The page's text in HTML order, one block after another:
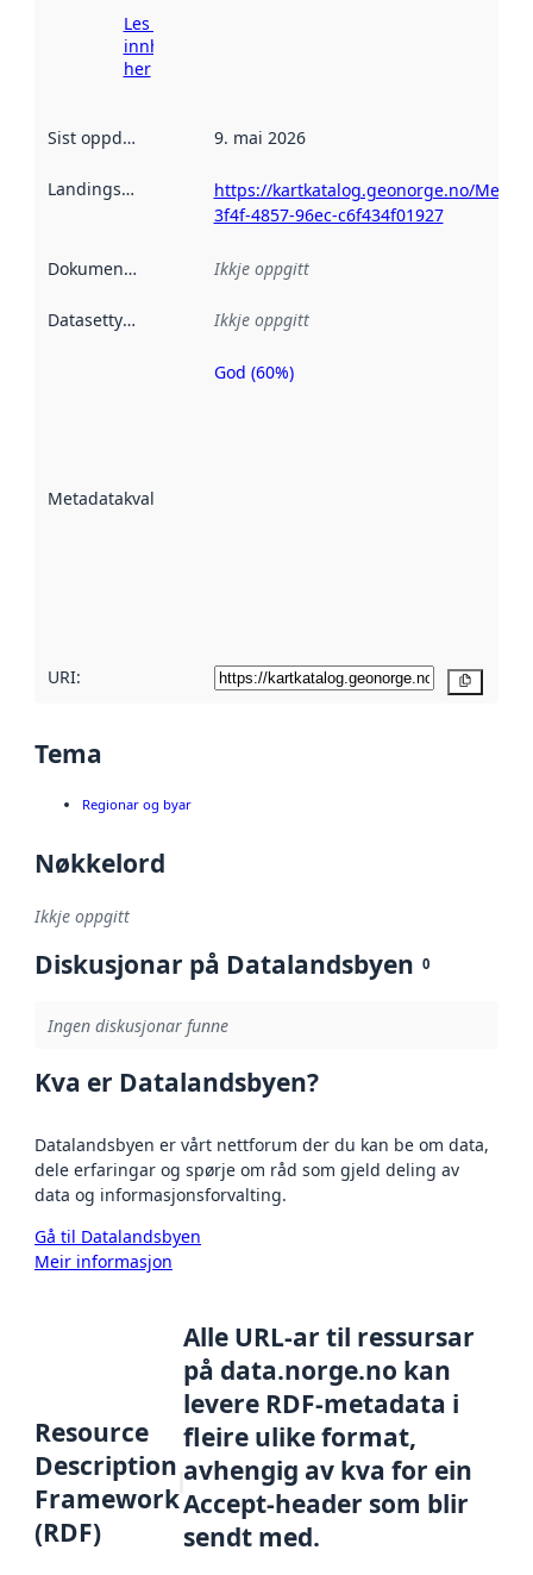
Les meir om
innhenting
her
Sist oppdatert 9. mai 2026
Landingsside
https://kartkatalog.geonorge.no/
3f4f-4857-96ec-c6f434f01927
Dokumentasjon Ikkje oppgitt
Datasettype Ikkje oppgitt
Metadatakvalitet
Metadatakvalitet
God (60%)
URI:
Tema
Regionar og byar
Nøkkelord
Ikkje oppgitt
Diskusjonar på Datalandsbyen 0
Ingen diskusjonar funne
Kva er Datalandsbyen?
Datalandsbyen er vårt nettforum der du kan be om data,
dele erfaringar og spørje om råd som gjeld deling av
data og informasjonsforvalting.
Gå til Datalandsbyen
Meir informasjon
Resource
Description
Framework
(RDF)
Alle URL-ar til ressursar
på data.norge.no kan
levere RDF-metadata i
fleire ulike format,
avhengig av kva for ein
Accept-header som blir
sendt med.